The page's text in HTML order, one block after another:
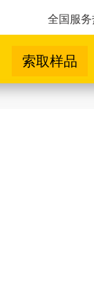
全国服务
索取样品